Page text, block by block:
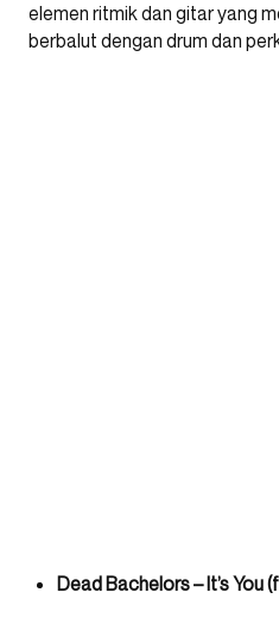
elemen ritmik dan gitar yang
berbalut dengan drum dan
Dead Bachelors – It’s You